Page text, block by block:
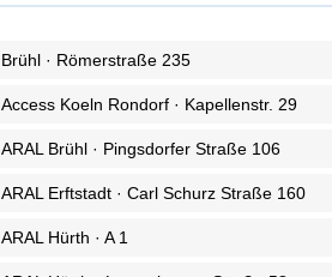
Brühl · Römerstraße 235
Access Koeln Rondorf · Kapellenstr. 29
ARAL Brühl · Pingsdorfer Straße 106
ARAL Erftstadt · Carl Schurz Straße 160
ARAL Hürth · A 1